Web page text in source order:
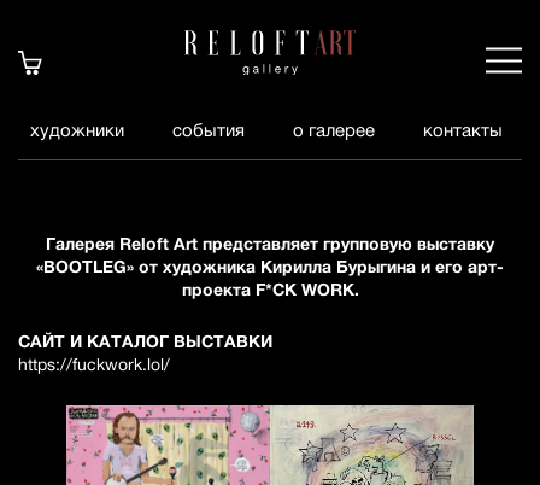
художники события о галерее контакты
Галерея Reloft Art представляет групповую выставку
«BOOTLEG» от художника Кирилла Бурыгина и его арт-
проекта F*CK WORK.
САЙТ И КАТАЛОГ ВЫСТАВКИ
https://fuckwork.lol/